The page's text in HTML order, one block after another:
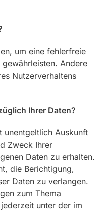
um eine fehlerfreie
Andere
Nutzerverhaltens
Ihrer Daten?
unentgeltlich Auskunft
Zweck Ihrer
Daten zu erhalten.
die Berichtigung,
Daten zu verlangen.
zum Thema
unter der im